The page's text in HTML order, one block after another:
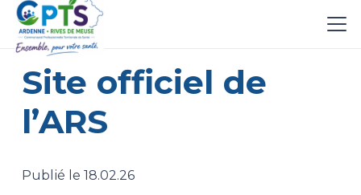
Site officiel de
l’ARS
Publié le 18.02.26